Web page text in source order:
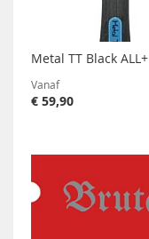
Metal TT Black ALL+
Vanaf
€ 59,90